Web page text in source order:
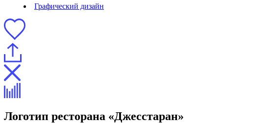
Графический дизайн
Логотип ресторана «Джесстаран»